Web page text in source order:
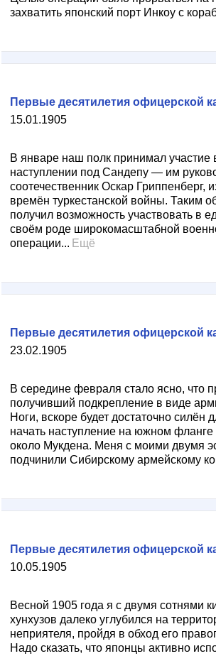
захватить японский порт Инкоу с
15.01.1905
Первые десятилетия офицерской
В январе наш полк принимал участие
наступлении под Сандепу — им
соотечественник Оскар Гриппенберг,
времён туркестанской войны. Таким
получил возможность участвовать в
своём роде широкомасштабной
операции... Ещё
23.02.1905
Первые десятилетия офицерской
В середине февраля стало ясно, что
получивший подкрепление в виде
Ноги, вскоре будет достаточно силён
начать наступление на южном фланге
около Мукдена. Меня с моими двумя
подчинили Сибирскому армейскому
10.05.1905
Первые десятилетия офицерской
Весной 1905 года я с двумя сотнями
хунхузов далеко углубился на
неприятеля, пройдя в обход его
Надо сказать, что японцы активно